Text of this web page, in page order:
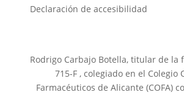
Declaración de accesibilidad
Rodrigo Carbajo Botella, titular de la
715-F , colegiado en el Colegio
Farmacéuticos de Alicante (COFA)